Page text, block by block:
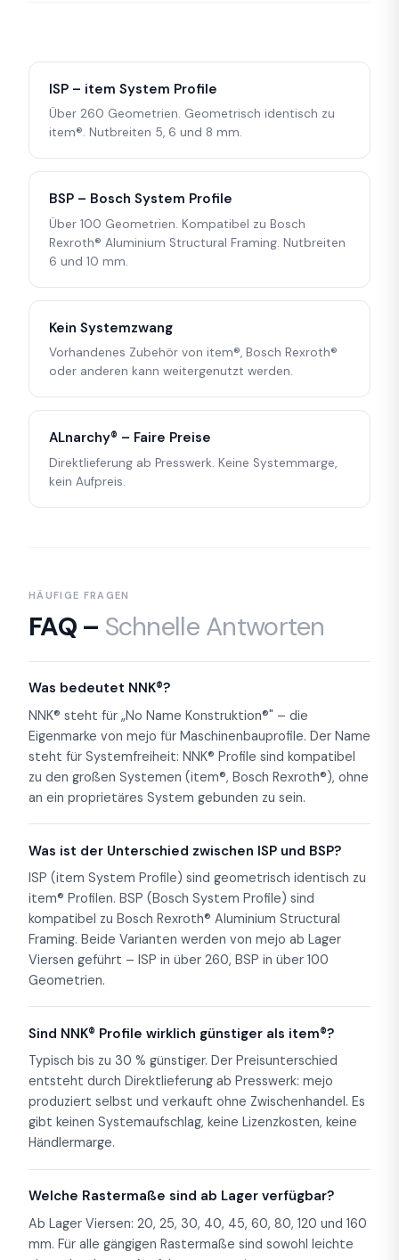
ISP – item System Profile
Über 260 Geometrien. Geometrisch identisch zu
item®. Nutbreiten 5, 6 und 8 mm.
BSP – Bosch System Profile
Über 100 Geometrien. Kompatibel zu Bosch
Rexroth® Aluminium Structural Framing. Nutbreiten
6 und 10 mm.
Kein Systemzwang
Vorhandenes Zubehör von item®, Bosch Rexroth®
oder anderen kann weitergenutzt werden.
ALnarchy® – Faire Preise
Direktlieferung ab Presswerk. Keine Systemmarge,
kein Aufpreis.
HÄUFIGE FRAGEN
FAQ – Schnelle Antworten
Was bedeutet NNK®?
NNK® steht für „No Name Konstruktion®" – die
Eigenmarke von mejo für Maschinenbauprofile. Der Name
steht für Systemfreiheit: NNK® Profile sind kompatibel
zu den großen Systemen (item®, Bosch Rexroth®), ohne
an ein proprietäres System gebunden zu sein.
Was ist der Unterschied zwischen ISP und BSP?
ISP (item System Profile) sind geometrisch identisch zu
item® Profilen. BSP (Bosch System Profile) sind
kompatibel zu Bosch Rexroth® Aluminium Structural
Framing. Beide Varianten werden von mejo ab Lager
Viersen geführt – ISP in über 260, BSP in über 100
Geometrien.
Sind NNK® Profile wirklich günstiger als item®?
Typisch bis zu 30 % günstiger. Der Preisunterschied
entsteht durch Direktlieferung ab Presswerk: mejo
produziert selbst und verkauft ohne Zwischenhandel. Es
gibt keinen Systemaufschlag, keine Lizenzkosten, keine
Händlermarge.
Welche Rastermaße sind ab Lager verfügbar?
Ab Lager Viersen: 20, 25, 30, 40, 45, 60, 80, 120 und 160
mm. Für alle gängigen Rastermaße sind sowohl leichte